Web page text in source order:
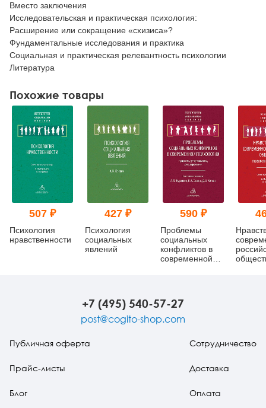
Вместо заключения
Исследовательская и практическая психология:
Расширение или сокращение «схизиса»?
Фундаментальные исследования и практика
Социальная и практическая релевантность психологии
Литература
Похожие товары
507 ₽
Психология
нравственности
427 ₽
Психология
социальных
явлений
590 ₽
Проблемы
социальных
конфликтов в
современной
+7 (495) 540-57-27
post@cogito-shop.com
Публичная оферта
Прайс-листы
Блог
Сотрудничество
Доставка
Оплата